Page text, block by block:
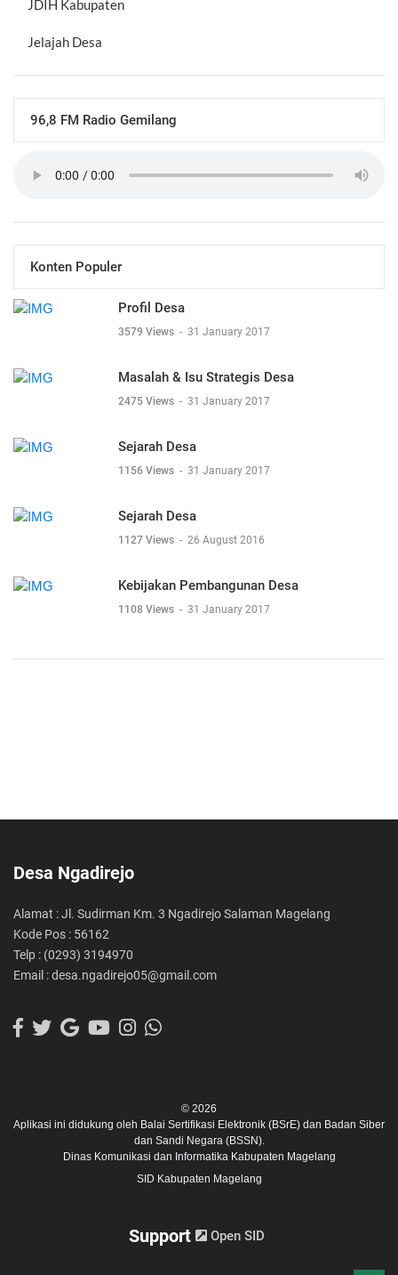
JDIH Kabupaten
Jelajah Desa
96,8 FM Radio Gemilang
Konten Populer
Profil Desa
3579 Views - 31 January 2017
Masalah & Isu Strategis Desa
2475 Views - 31 January 2017
Sejarah Desa
1156 Views - 31 January 2017
Sejarah Desa
1127 Views - 26 August 2016
Kebijakan Pembangunan Desa
1108 Views - 31 January 2017
Desa Ngadirejo
Alamat : Jl. Sudirman Km. 3 Ngadirejo Salaman Magelang
Kode Pos : 56162
Telp : (0293) 3194970
Email : desa.ngadirejo05@gmail.com
© 2026
Aplikasi ini didukung oleh Balai Sertifikasi Elektronik (BSrE) dan Badan Siber
dan Sandi Negara (BSSN).
Dinas Komunikasi dan Informatika Kabupaten Magelang
SID Kabupaten Magelang
Support Open SID